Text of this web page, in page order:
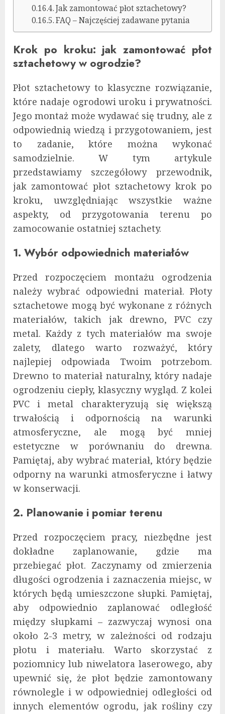
Jak zamontować płot sztachetowy?
FAQ – Najczęściej zadawane pytania
Krok po kroku: jak zamontować płot
sztachetowy w ogrodzie?
Płot sztachetowy to klasyczne rozwiązanie,
które nadaje ogrodowi uroku i prywatności.
Jego montaż może wydawać się trudny, ale z
odpowiednią wiedzą i przygotowaniem, jest
to zadanie, które można wykonać
samodzielnie. W tym artykule
przedstawiamy szczegółowy przewodnik,
jak zamontować płot sztachetowy krok po
kroku, uwzględniając wszystkie ważne
aspekty, od przygotowania terenu po
zamocowanie ostatniej sztachety.
1. Wybór odpowiednich materiałów
Przed rozpoczęciem montażu ogrodzenia
należy wybrać odpowiedni materiał. Płoty
sztachetowe mogą być wykonane z różnych
materiałów, takich jak drewno, PVC czy
metal. Każdy z tych materiałów ma swoje
zalety, dlatego warto rozważyć, który
najlepiej odpowiada Twoim potrzebom.
Drewno to materiał naturalny, który nadaje
ogrodzeniu ciepły, klasyczny wygląd. Z kolei
PVC i metal charakteryzują się większą
trwałością i odpornością na warunki
atmosferyczne, ale mogą być mniej
estetyczne w porównaniu do drewna.
Pamiętaj, aby wybrać materiał, który będzie
odporny na warunki atmosferyczne i łatwy
w konserwacji.
2. Planowanie i pomiar terenu
Przed rozpoczęciem pracy, niezbędne jest
dokładne zaplanowanie, gdzie ma
przebiegać płot. Zaczynamy od zmierzenia
długości ogrodzenia i zaznaczenia miejsc, w
których będą umieszczone słupki. Pamiętaj,
aby odpowiednio zaplanować odległość
między słupkami – zazwyczaj wynosi ona
około 2-3 metry, w zależności od rodzaju
płotu i materiału. Warto skorzystać z
poziomnicy lub niwelatora laserowego, aby
upewnić się, że płot będzie zamontowany
równolegle i w odpowiedniej odległości od
innych elementów ogrodu, jak rośliny czy